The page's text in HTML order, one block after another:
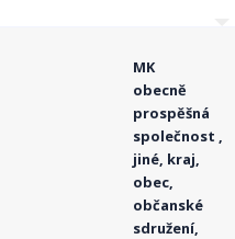
MK
obecně
prospěšná
společnost ,
jiné, kraj,
obec,
občanské
sdružení,